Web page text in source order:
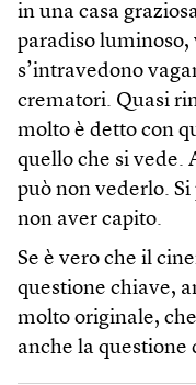
in una casa
paradiso
s’intravedono
crematori. Quasi
molto è detto con
quello che si vede.
può non vederlo.
non aver capito.
Se è vero che il
questione chiave,
molto originale,
anche la questione